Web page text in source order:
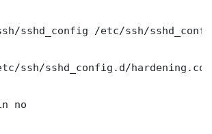
sshd_config /etc/ssh/
ssh/sshd_config.d/
no